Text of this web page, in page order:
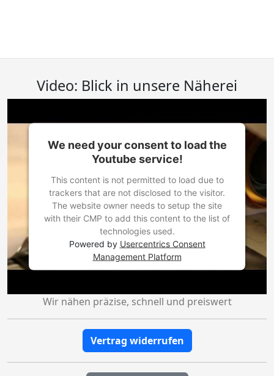
Video: Blick in unsere Näherei
We need your consent to load the
Youtube service!
This content is not permitted to load due to
trackers that are not disclosed to the visitor.
The website owner needs to setup the site
with their CMP to add this content to the list of
technologies used.
Powered by Usercentrics Consent
Management Platform
Wir nähen präzise, schnell und preiswert
Vertrag widerrufen